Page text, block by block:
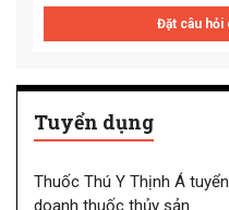
Đặt câu hỏi
Tuyển dụng
Thuốc Thú Y Thịnh Á
doanh thuốc thủy sản